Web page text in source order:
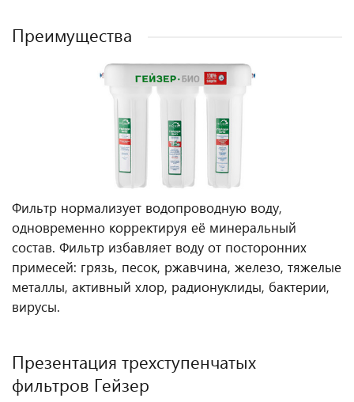
Преимущества
Фильтр нормализует водопроводную воду,
одновременно корректируя её минеральный
состав. Фильтр избавляет воду от посторонних
примесей: грязь, песок, ржавчина, железо, тяжелые
металлы, активный хлор, радионуклиды, бактерии,
вирусы.
Презентация трехступенчатых
фильтров Гейзер